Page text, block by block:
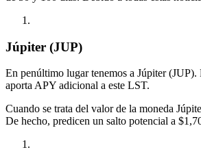
Júpiter (JUP)
En penúltimo lugar tenemos a Júpiter (JUP).
aporta APY adicional a este LST.
Cuando se trata del valor de la moneda
De hecho, predicen un salto potencial a